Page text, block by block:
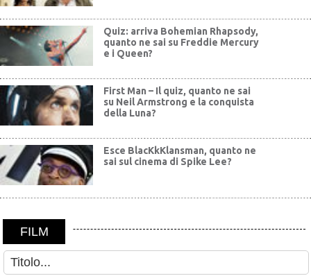
Quiz: arriva Bohemian Rhapsody,
quanto ne sai su Freddie Mercury
e i Queen?
First Man – Il quiz, quanto ne sai
su Neil Armstrong e la conquista
della Luna?
Esce BlacKkKlansman, quanto ne
sai sul cinema di Spike Lee?